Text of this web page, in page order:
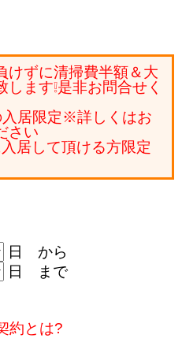
けずに清掃費半額＆大
ます❕是非お問合せく
居限定※詳しくはお
さい
居して頂ける方限定
日 から
日 まで
約とは?